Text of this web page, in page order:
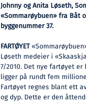
Johnny og Anita Løseth,
«Sommarøybuen» fra Båt
byggenummer 37.
FARTØYET
Løseth medeier i
7/2010. Det nye fartøyet
ligger på rundt fem
Fartøyet regnes blant ett
og dyp. Dette er den